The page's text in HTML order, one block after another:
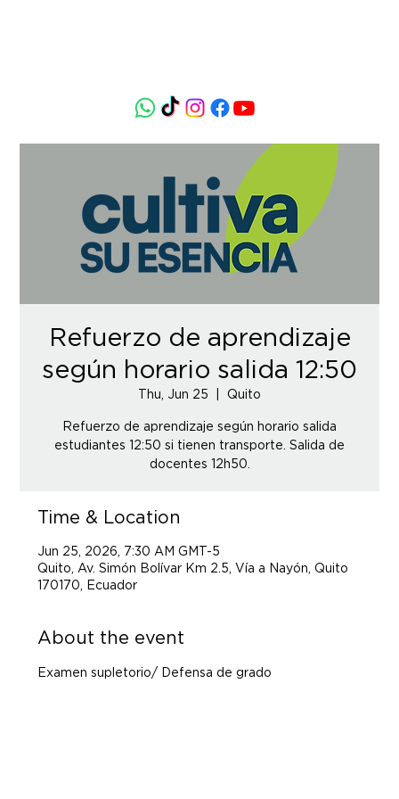
Refuerzo de aprendizaje
según horario salida 12:50
Thu, Jun 25 Quito
Refuerzo de aprendizaje según horario salida
estudiantes 12:50 si tienen transporte. Salida de
docentes 12h50.
Time & Location
Jun 25, 2026, 7:30 AM GMT-5
Quito, Av. Simón Bolívar Km 2.5, Vía a Nayón, Quito
170170, Ecuador
About the event
Examen supletorio/ Defensa de grado